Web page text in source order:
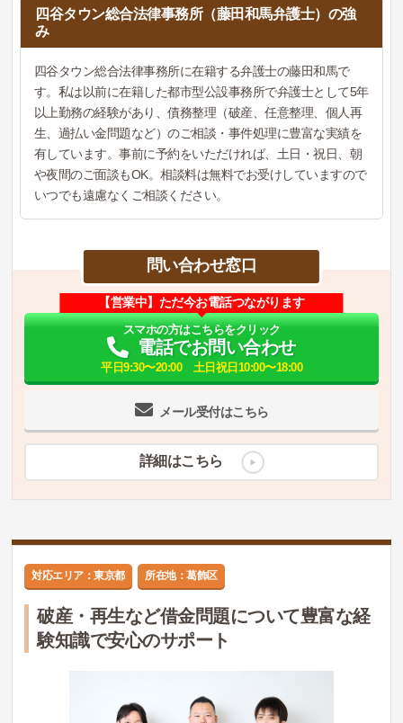
四谷タウン総合法律事務所（藤田和馬弁護士）の強
み
四谷タウン総合法律事務所に在籍する弁護士の藤田和馬で
す。私は以前に在籍した都市型公設事務所で弁護士として5年
以上勤務の経験があり、債務整理（破産、任意整理、個人再
生、過払い金問題など）のご相談・事件処理に豊富な実績を
有しています。事前に予約をいただければ、土日・祝日、朝
や夜間のご面談もOK。相談料は無料でお受けしていますので
いつでも遠慮なくご相談ください。
問い合わせ窓口
メール受付はこちら
【営業中】ただ今お電話つながります
スマホの方はこちらをクリック
電話でお問い合わせ
平日9:30〜20:00 土日祝日10:00〜18:00
詳細はこちら
対応エリア：東京都 所在地：葛飾区
破産・再生など借金問題について豊富な経
験知識で安心のサポート